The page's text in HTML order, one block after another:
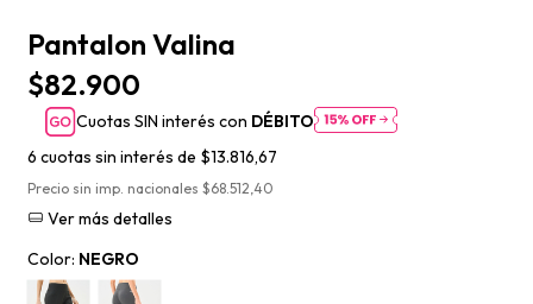
Pantalon Valina
$82.900
Cuotas SIN interés con DÉBITO
6 cuotas sin interés de $13.816,67
Precio sin imp. nacionales $68.512,40
Ver más detalles
Color: NEGRO